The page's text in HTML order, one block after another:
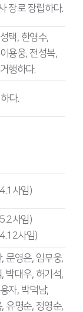
장로 장립하다.
택, 한영수,
용웅, 전성복,
행하다.
다.
사임)
사임)
사임)
문영은, 임무웅,
박대우, 허기석,
자, 박덕남,
유명순, 정영순,